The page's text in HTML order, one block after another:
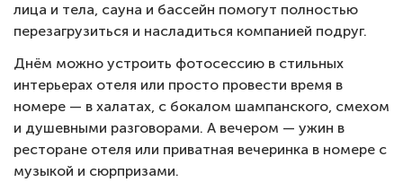
лица и тела, сауна и бассейн помогут полностью
перезагрузиться и насладиться компанией подруг.
Днём можно устроить фотосессию в стильных
интерьерах отеля или просто провести время в
номере — в халатах, с бокалом шампанского, смехом
и душевными разговорами. А вечером — ужин в
ресторане отеля или приватная вечеринка в номере с
музыкой и сюрпризами.